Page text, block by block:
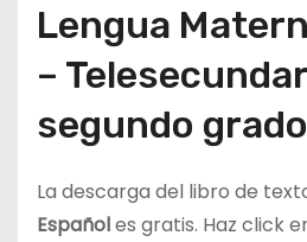
Lengua
–
segundo grado
La descarga del libro de
Españoles gratis. Haz click